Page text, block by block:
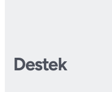
Destek